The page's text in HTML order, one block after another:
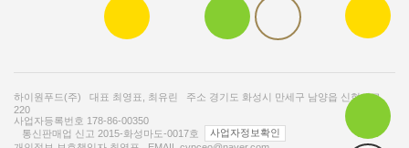
하이원푸드(주) 대표 최영표, 최유린 주소 경기도 화성시 만세구 남양읍 신현대로
220
사업자등록번호 178-86-00350
통신판매업 신고 2015-화성마도-0017호